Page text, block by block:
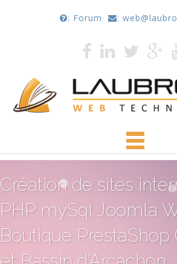
: Forum :
Création de sites
PHP mySql Joomla
Boutique